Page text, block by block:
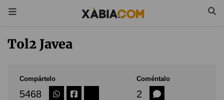
Tol2 Javea
Compártelo
5468
Coméntalo
2